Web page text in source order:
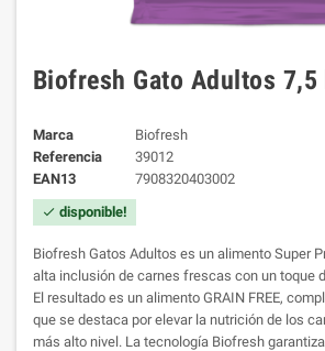
Biofresh Gato Adultos 7,5
Marca
Biofresh
Referencia
39012
EAN13
7908320403002
check disponible!
Biofresh Gatos Adultos es un alimento Super
alta inclusión de carnes frescas con un toque
El resultado es un alimento GRAIN FREE,
que se destaca por elevar la nutrición de los
más alto nivel. La tecnología Biofresh